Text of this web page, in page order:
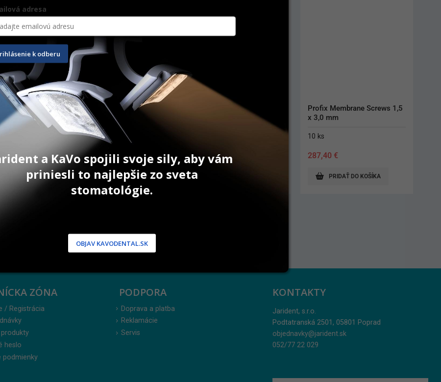
mm
Trephine Drill Short 3,7/4,5
mm
145,20€
PRIDAŤ DO KOŠÍKA
Profix Membrane Screws 1,5
287,40 €
Cytoplast PTFE Ti-250 XLK
30 x 40 mm
1 ks
326,90 €
PRIDAŤ DO KOŠÍKA
heslo
Reklamácie
Servis
KONTAKTY
Podtatranská 2501, 05801 Poprad
objednavky@jarident.sk
052/77 22 029
adresa
k odberu
a KaVo spojili svoje sily, aby vám
priniesli to najlepšie zo sveta
stomatológie.
OBJAV KAVODENTAL.SK